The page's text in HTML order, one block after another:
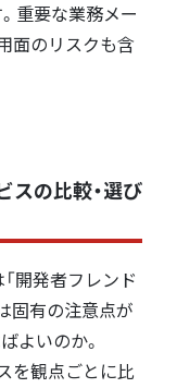
重要な業務メー
面のリスクも含
の比較・選び
開発者フレンド
固有の注意点が
よいのか。
を観点ごとに比